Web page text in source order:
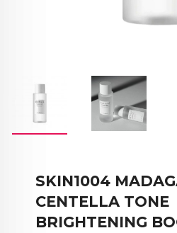
SKIN1004
CENTELLA TONE
BRIGHTENING